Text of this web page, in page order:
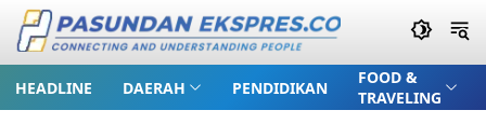
HEADLINE DAERAH PENDIDIKAN
FOOD &
TRAVELING